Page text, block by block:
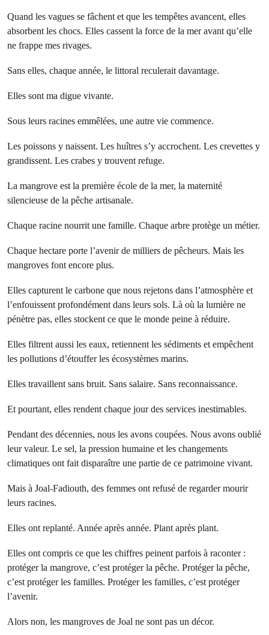
Quand les vagues se fâchent et que les tempêtes avancent, elles
absorbent les chocs. Elles cassent la force de la mer avant qu’elle
ne frappe mes rivages.
Sans elles, chaque année, le littoral reculerait davantage.
Elles sont ma digue vivante.
Sous leurs racines emmêlées, une autre vie commence.
Les poissons y naissent. Les huîtres s’y accrochent. Les crevettes y
grandissent. Les crabes y trouvent refuge.
La mangrove est la première école de la mer, la maternité
silencieuse de la pêche artisanale.
Chaque racine nourrit une famille. Chaque arbre protège un métier.
Chaque hectare porte l’avenir de milliers de pêcheurs. Mais les
mangroves font encore plus.
Elles capturent le carbone que nous rejetons dans l’atmosphère et
l’enfouissent profondément dans leurs sols. Là où la lumière ne
pénètre pas, elles stockent ce que le monde peine à réduire.
Elles filtrent aussi les eaux, retiennent les sédiments et empêchent
les pollutions d’étouffer les écosystèmes marins.
Elles travaillent sans bruit. Sans salaire. Sans reconnaissance.
Et pourtant, elles rendent chaque jour des services inestimables.
Pendant des décennies, nous les avons coupées. Nous avons oublié
leur valeur. Le sel, la pression humaine et les changements
climatiques ont fait disparaître une partie de ce patrimoine vivant.
Mais à Joal-Fadiouth, des femmes ont refusé de regarder mourir
leurs racines.
Elles ont replanté. Année après année. Plant après plant.
Elles ont compris ce que les chiffres peinent parfois à raconter :
protéger la mangrove, c’est protéger la pêche. Protéger la pêche,
c’est protéger les familles. Protéger les familles, c’est protéger
l’avenir.
Alors non, les mangroves de Joal ne sont pas un décor.